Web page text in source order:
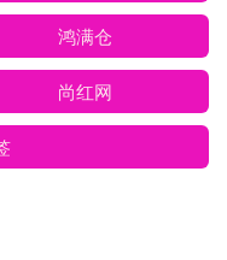
鸿满仓
尚红网